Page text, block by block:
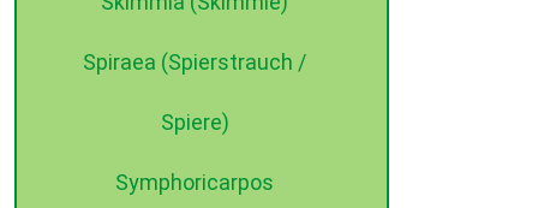
Spiraea (Spierstrauch /
Spiere)
Symphoricarpos